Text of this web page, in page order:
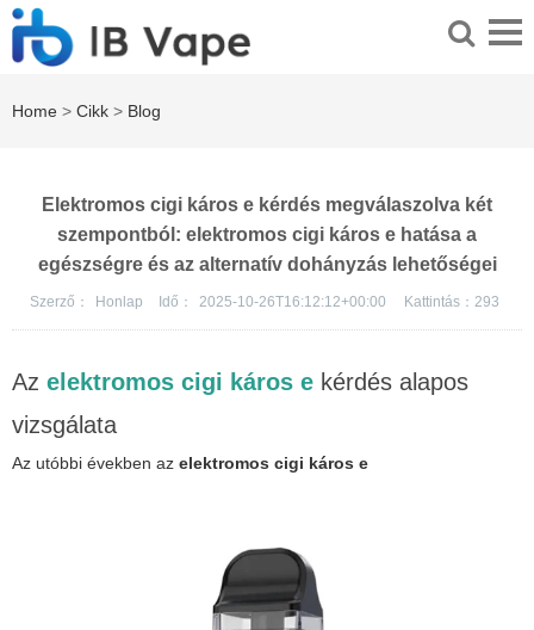
Home > Cikk > Blog
Elektromos cigi káros e kérdés megválaszolva két
szempontból: elektromos cigi káros e hatása a
egészségre és az alternatív dohányzás lehetőségei
Szerző： Honlap Idő： 2025-10-26T16:12:12+00:00 Kattintás： 293
Az elektromos cigi káros e kérdés alapos
vizsgálata
Az utóbbi években az elektromos cigi káros e